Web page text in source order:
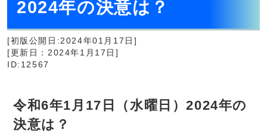
2024年の決意は？
[初版公開日:2024年01月17日]
[更新日：2024年1月17日]
ID:12567
令和6年1月17日（水曜日）2024年の
決意は？